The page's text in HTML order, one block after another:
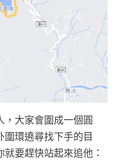
，大家會圍成一個圓
圍環遶尋找下手的目
要趕快站起來追他：